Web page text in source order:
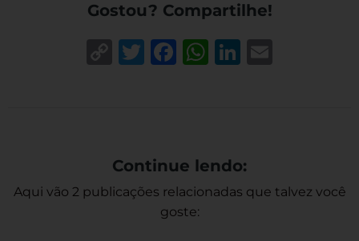
Gostou? Compartilhe!
CopyTwitter
Facebook
WhatsApp
LinkedIn
Continue lendo:
Aqui vão 2 publicações relacionadas que talvez você
goste: